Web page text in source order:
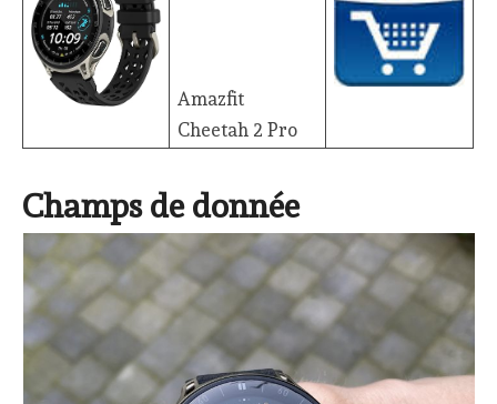
Amazfit
Cheetah 2 Pro
Champs de donnée